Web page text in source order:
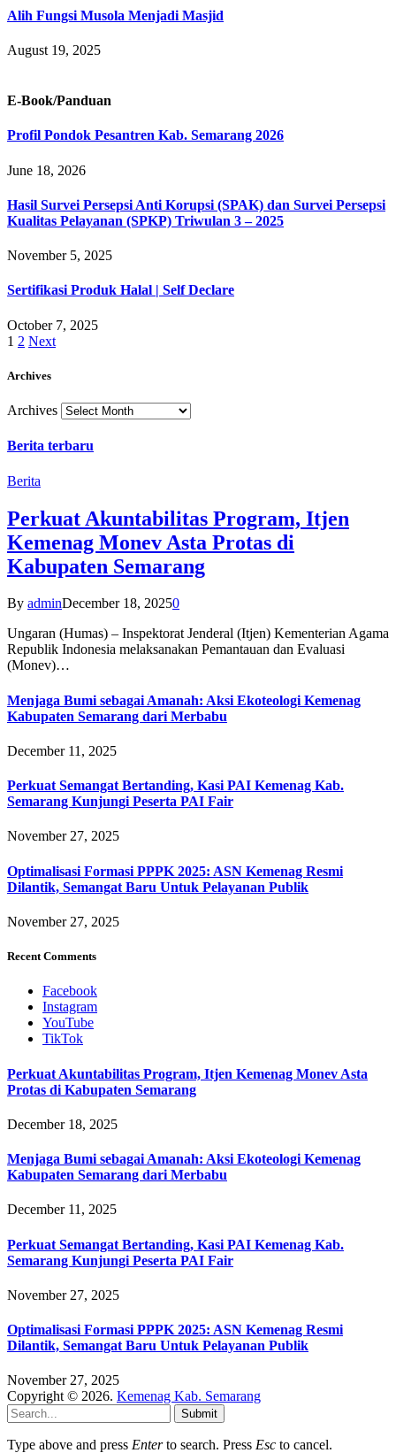
Alih Fungsi Musola Menjadi Masjid
August 19, 2025
E-Book/Panduan
Profil Pondok Pesantren Kab. Semarang 2026
June 18, 2026
Hasil Survei Persepsi Anti Korupsi (SPAK) dan Survei Persepsi
Kualitas Pelayanan (SPKP) Triwulan 3 – 2025
November 5, 2025
Sertifikasi Produk Halal | Self Declare
October 7, 2025
1 2 Next
Archives
Archives
Berita terbaru
Berita
Perkuat Akuntabilitas Program, Itjen
Kemenag Monev Asta Protas di
Kabupaten Semarang
By adminDecember 18, 20250
Ungaran (Humas) – Inspektorat Jenderal (Itjen) Kementerian Agama
Republik Indonesia melaksanakan Pemantauan dan Evaluasi
(Monev)…
Menjaga Bumi sebagai Amanah: Aksi Ekoteologi Kemenag
Kabupaten Semarang dari Merbabu
December 11, 2025
Perkuat Semangat Bertanding, Kasi PAI Kemenag Kab.
Semarang Kunjungi Peserta PAI Fair
November 27, 2025
Optimalisasi Formasi PPPK 2025: ASN Kemenag Resmi
Dilantik, Semangat Baru Untuk Pelayanan Publik
November 27, 2025
Recent Comments
Facebook
Instagram
YouTube
TikTok
Perkuat Akuntabilitas Program, Itjen Kemenag Monev Asta
Protas di Kabupaten Semarang
December 18, 2025
Menjaga Bumi sebagai Amanah: Aksi Ekoteologi Kemenag
Kabupaten Semarang dari Merbabu
December 11, 2025
Perkuat Semangat Bertanding, Kasi PAI Kemenag Kab.
Semarang Kunjungi Peserta PAI Fair
November 27, 2025
Optimalisasi Formasi PPPK 2025: ASN Kemenag Resmi
Dilantik, Semangat Baru Untuk Pelayanan Publik
November 27, 2025
Copyright © 2026. Kemenag Kab. Semarang
Submit
Type above and press Enterto search. Press Esc to cancel.